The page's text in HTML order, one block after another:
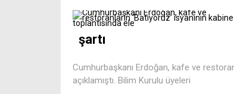
şartı
Cumhurbaşkanı Erdoğan, kafe ve
açıklamıştı. Bilim Kurulu üyeleri